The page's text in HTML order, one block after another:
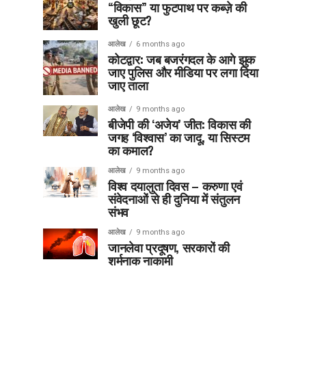
“विकास” या फुटपाथ पर कब्ज़े की
खुली छूट?
आलेख 6 months ago
कोटद्वार: जब बजरंगदल के आगे झुक
जाए पुलिस और मीडिया पर लगा दिया
जाए ताला
आलेख 9 months ago
बीजेपी की ‘अजेय’ जीत: विकास की
जगह ‘विश्वास’ का जादू, या सिस्टम
का कमाल?
आलेख 9 months ago
विश्व दयालुता दिवस – करुणा एवं
संवेदनाओं से ही दुनिया में संतुलन
संभव
आलेख 9 months ago
जानलेवा प्रदूषण, सरकारों की
शर्मनाक नाकामी